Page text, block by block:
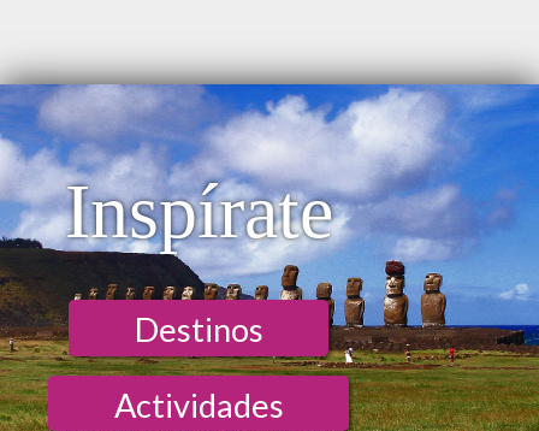
Inspírate
Destinos
Actividades